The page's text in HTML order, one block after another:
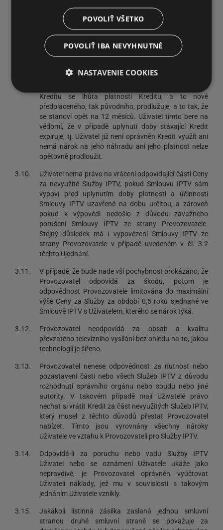
Ceny za Služby IPTV se je možno začít účtovat od
okamžiku zprovoznění Služby IPTV ze strany
Provozovatele. Není přitom rozhodné, zda-li a z jakého
důvodu Uživatel Službu IPTV užívá či nikoliv,
rozhodující je přitom rozsah a Cena Služby IPTV.
Kredit je platný po dobu 12 měsíců od jeho předplacení.
V případě předplacení (dokoupení) dalšího Kreditu před
uplynutím 12 měsíční doby původně předplaceného
Kreditu se lhůta platnosti Kreditu, a to nově
předplaceného, tak původního, prodlužuje, a to tak, že
se stanoví opět na 12 měsíců. Uživatel tímto bere na
vědomí, že v případě uplynutí doby stávající Kredit
expiruje, tj. Uživatel již není oprávněn Kredit využít ani
nemá nárok na jeho náhradu ani jeho platnost nelze
opětovně prodloužit.
3.10.
Uživatel nemá právo na vrácení odpovídající části Ceny
za nevyužité Služby IPTV, pokud Smlouvu IPTV sám
vypoví před uplynutím doby platnosti a účinnosti
Smlouvy IPTV uzavřené na dobu určitou, a zároveň
pokud k výpovědi nedošlo z důvodu závažného
porušení Smlouvy IPTV ze strany Provozovatele.
Stejný důsledek má i vypovězení Smlouvy IPTV ze
strany Provozovatele v případě uvedeném v čl. 3.2
těchto Ujednání.
3.11.
V případě, že bude nade vší pochybnost prokázáno, že
Provozovatel odpovídá za škodu, potom je
odpovědnost Provozovatele limitována do maximální
výše Ceny za Služby za období 0,5 roku sjednané ve
Smlouvě IPTV s Uživatelem, kterého se nárok týká.
3.12.
Provozovatel neodpovídá za obsah a kvalitu
převzatého televizního vysílání bez ohledu na to, jakou
technologií je šířeno.
3.13.
Provozovatel nenese odpovědnost za nutnost nebo
pozastavení části nebo všech Služeb IPTV z důvodu
rozhodnutí správního orgánu nebo soudu nebo jiné
autority. V takovém případě mají Uživatelé právo
nechat si vrátit Kredit za část nevyužitých Služeb IPTV,
který musel z těchto důvodů přestat Provozovatel
nabízet. Tímto jsou vyrovnány všechny nároky
Uživatele ve vztahu k Provozovateli pro Služby IPTV.
3.14.
Odpovídá-li za poruchu nebo vadu Služby IPTV
Uživatel nebo se oznámení Uživatele ukáže jako
nepravdivé, je Provozovatel oprávněn vyúčtovat
Uživateli náklady, jež mu v souvislosti s takovým
jednáním Uživatele vznikly.
3.15.
Jakákoli listinná zásilka zaslaná jednou smluvní
stranou druhé smluvní straně se považuje za
POVOLIŤ VŠETKO
POVOLIŤ IBA NEVYHNUTNÉ
NASTAVENIE COOKIES